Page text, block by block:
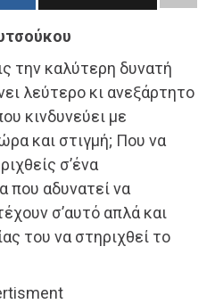
την καλύτερη δυνατή
λεύτερο κι ανεξάρτητο
κινδυνεύει με
και στιγμή; Που να
σ’ένα
που αδυνατεί να
σ’αυτό απλά και
του να στηριχθεί το